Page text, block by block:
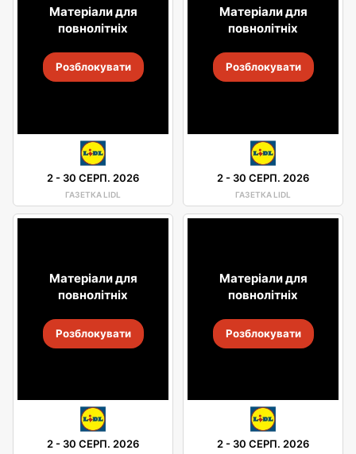
Матеріали для
повнолітніх
Розблокувати
2- 30 СЕРП. 2026
ГАЗЕТКА LIDL
Матеріали для
повнолітніх
Розблокувати
2- 30 СЕРП. 2026
ГАЗЕТКА LIDL
Матеріали для
повнолітніх
Розблокувати
2- 30 СЕРП. 2026
Матеріали для
повнолітніх
Розблокувати
2- 30 СЕРП. 2026